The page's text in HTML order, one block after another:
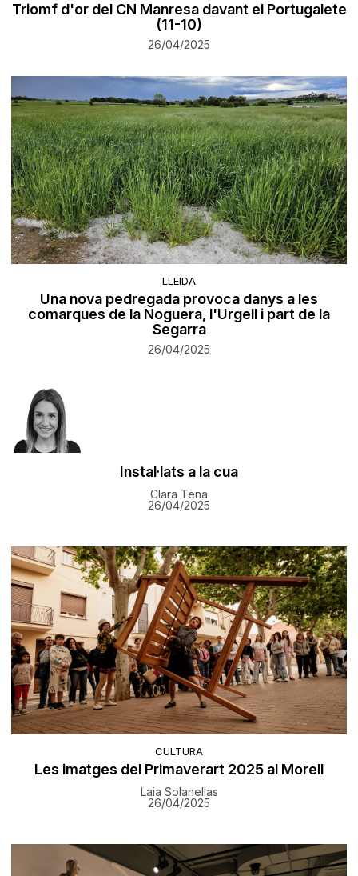
Triomf d'or del CN Manresa davant el Portugalete
(11-10)
26/04/2025
LLEIDA
Una nova pedregada provoca danys a les
comarques de la Noguera, l'Urgell i part de la
Segarra
26/04/2025
Instal·lats a la cua
Clara Tena
26/04/2025
CULTURA
Les imatges del Primaverart 2025 al Morell
Laia Solanellas
26/04/2025